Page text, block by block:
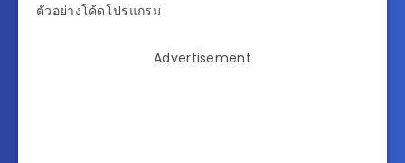
ตัวอย่างโค้ดโปรแกรม
Advertisement